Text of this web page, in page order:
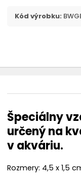
Ohrievač
Riasy v akváriu -
Automatické krmítko
Kód výrobku:
Špeciálny
určený na
v akváriu.
Rozmery: 4,5 x 1,5